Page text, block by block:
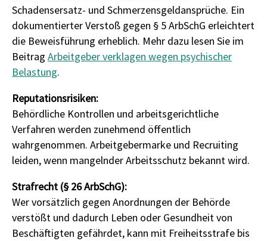
Schadensersatz- und Schmerzensgeldansprüche. Ein
dokumentierter Verstoß gegen § 5 ArbSchG erleichtert
die Beweisführung erheblich. Mehr dazu lesen Sie im
Beitrag Arbeitgeber verklagen wegen psychischer
Belastung.
Reputationsrisiken:
Behördliche Kontrollen und arbeitsgerichtliche
Verfahren werden zunehmend öffentlich
wahrgenommen. Arbeitgebermarke und Recruiting
leiden, wenn mangelnder Arbeitsschutz bekannt wird.
Strafrecht (§ 26 ArbSchG):
Wer vorsätzlich gegen Anordnungen der Behörde
verstößt und dadurch Leben oder Gesundheit von
Beschäftigten gefährdet, kann mit Freiheitsstrafe bis